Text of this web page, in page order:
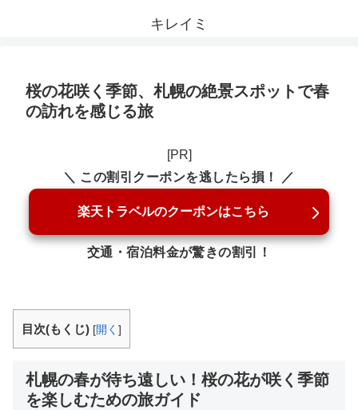
キレイミ
桜の花咲く季節、札幌の絶景スポットで春
の訪れを感じる旅
[PR]
＼ この割引クーポンを逃したら損！ ／
楽天トラベルのクーポンはこちら
交通・宿泊料金が驚きの割引！
目次(もくじ) [開く ]
札幌の春が待ち遠しい！桜の花が咲く季節
を楽しむための旅ガイド